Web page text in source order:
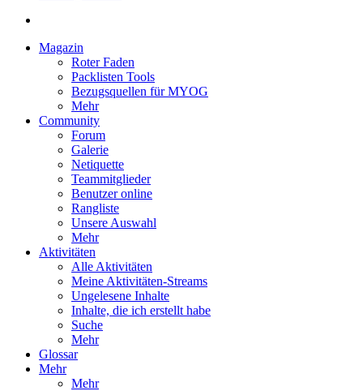
Magazin
Roter Faden
Packlisten Tools
Bezugsquellen für MYOG
Mehr
Community
Forum
Galerie
Netiquette
Teammitglieder
Benutzer online
Rangliste
Unsere Auswahl
Mehr
Aktivitäten
Alle Aktivitäten
Meine Aktivitäten-Streams
Ungelesene Inhalte
Inhalte, die ich erstellt habe
Suche
Mehr
Glossar
Mehr
Mehr